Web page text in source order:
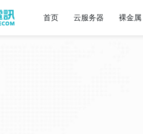
首页 云服务器 裸金属